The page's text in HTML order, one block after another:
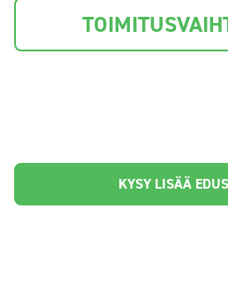
KYSY LISÄÄ